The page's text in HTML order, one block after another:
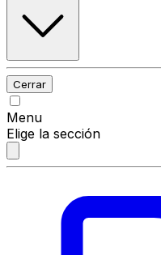
Cerrar
Menu
Elige la sección